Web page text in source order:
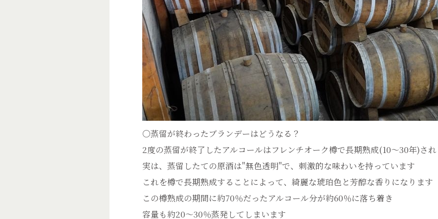
〇蒸留が終わったブランデーはどうなる？
2度の蒸留が終了したアルコールはフレンチオーク樽で長期熟成(10～30年)さ
実は、蒸留したての原酒は"無色透明"で、刺激的な味わいを持っています
これを樽で長期熟成することによって、綺麗な琥珀色と芳醇な香りになります
この樽熟成の期間に約70％だったアルコール分が約60％に落ち着き
容量も約20～30％蒸発してしまいます